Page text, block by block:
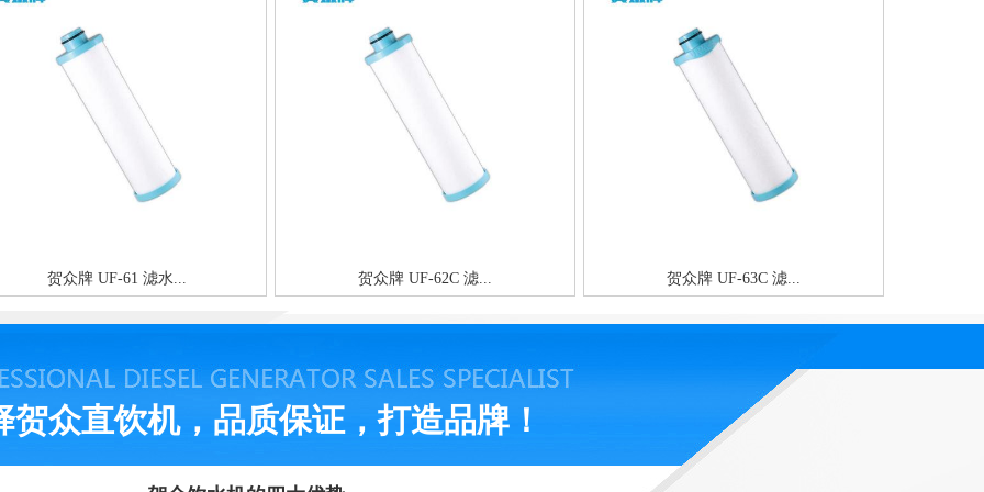
贺众牌 UF-61 滤水... 贺众牌 UF-62C 滤... 贺众牌 UF-63C 滤...
贺众直饮机，品质保证，打造品牌！